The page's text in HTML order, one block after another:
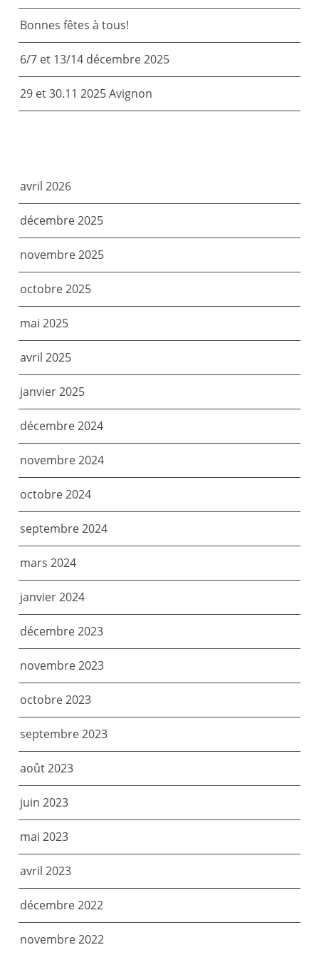
Bonnes fêtes à tous!
6/7 et 13/14 décembre 2025
29 et 30.11 2025 Avignon
avril 2026
décembre 2025
novembre 2025
octobre 2025
mai 2025
avril 2025
janvier 2025
décembre 2024
novembre 2024
octobre 2024
septembre 2024
mars 2024
janvier 2024
décembre 2023
novembre 2023
octobre 2023
septembre 2023
août 2023
juin 2023
mai 2023
avril 2023
décembre 2022
novembre 2022